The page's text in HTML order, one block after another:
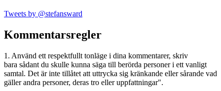
Tweets by @stefansward
Kommentarsregler
1. Använd ett respektfullt tonläge i dina kommentarer, skriv
bara sådant du skulle kunna säga till berörda personer i ett vanligt
samtal. Det är inte tillåtet att uttrycka sig kränkande eller sårande vad
gäller andra personer, deras tro eller uppfattningar".